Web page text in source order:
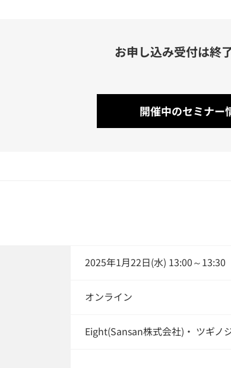
お申し込み受付は終
開催中のセミナー
2025年1月22日(水) 13:00～13:30
オンライン
Eight(Sansan株式会社)・ ツギノ